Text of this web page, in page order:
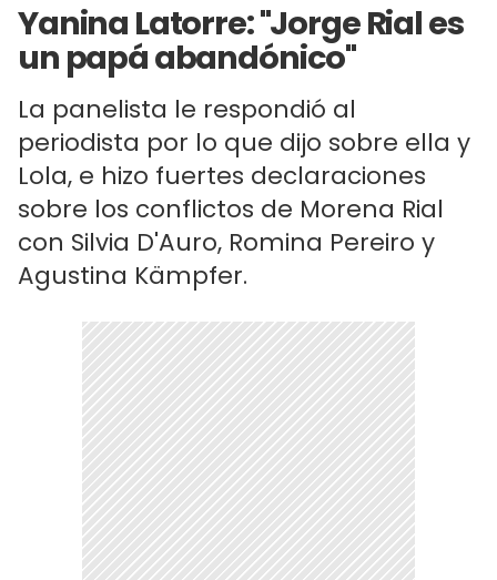
Yanina Latorre: "Jorge Rial es
un papá abandónico"
La panelista le respondió al
periodista por lo que dijo sobre ella y
Lola, e hizo fuertes declaraciones
sobre los conflictos de Morena Rial
con Silvia D'Auro, Romina Pereiro y
Agustina Kämpfer.